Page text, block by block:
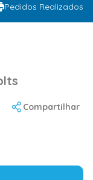
Pedidos Realizados
Compartilhar